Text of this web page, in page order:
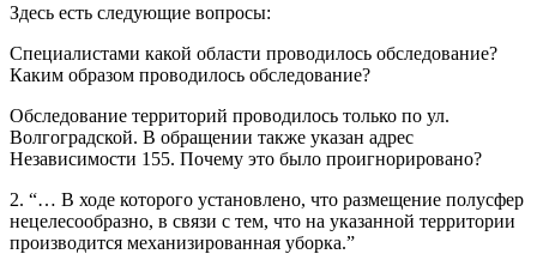
Здесь есть следующие вопросы:
Специалистами какой области проводилось обследование?
Каким образом проводилось обследование?
Обследование территорий проводилось только по ул.
Волгоградской. В обращении также указан адрес
Независимости 155. Почему это было проигнорировано?
2. “… В ходе которого установлено, что размещение полусфер
нецелесообразно, в связи с тем, что на указанной территории
производится механизированная уборка.”